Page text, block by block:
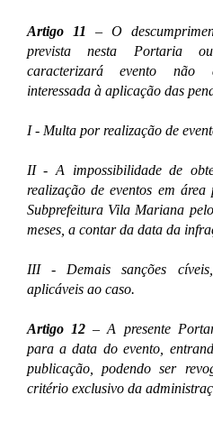
Artigo 11 – O
prevista nesta Portaria
caracterizará evento não
interessada à aplicação das
I - Multa por realização de
II - A impossibilidade de
realização de eventos em
Subprefeitura Vila Mariana
meses, a contar da data da
III - Demais sanções
aplicáveis ao caso.
Artigo 12– A presente
para a data do evento,
publicação, podendo ser
critério exclusivo da